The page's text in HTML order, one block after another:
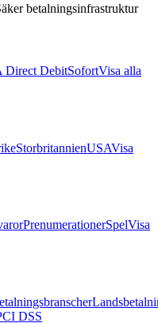
betalningsinfrastruktur
Direct DebitSofortVisa alla
StorbritannienUSAVisa
PrenumerationerSpelVisa
DSS